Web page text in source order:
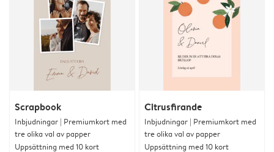
Scrapbook
Inbjudningar | Premiumkort med
tre olika val av papper
Uppsättning med 10 kort
Citrusfirande
Inbjudningar | Premiumkort med
tre olika val av papper
Uppsättning med 10 kort